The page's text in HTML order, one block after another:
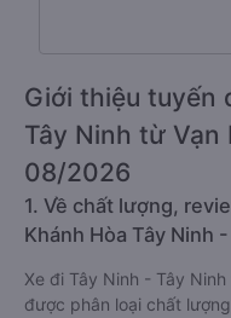
Giới thiệu tuyến
Tây Ninh từ Vạn
08/2026
1. Về chất lượng,
Khánh Hòa Tây Ninh
Xe đi Tây Ninh - Tây
được phân loại chất